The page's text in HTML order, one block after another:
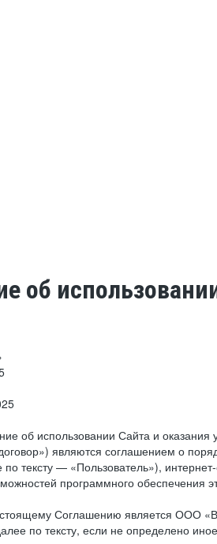
об
об использовании Сайта и
являются соглашением о
по тексту — «Пользователь»),
программного обеспечения
Соглашению является ООО
по тексту, если не определено